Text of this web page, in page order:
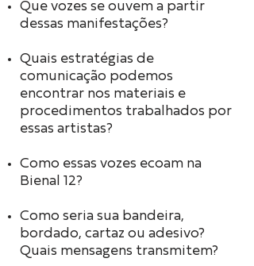
Que vozes se ouvem a partir
dessas manifestações?
Quais estratégias de
comunicação podemos
encontrar nos materiais e
procedimentos trabalhados por
essas artistas?
Como essas vozes ecoam na
Bienal 12?
Como seria sua bandeira,
bordado, cartaz ou adesivo?
Quais mensagens transmitem?